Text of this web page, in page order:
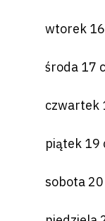
wtorek
środa 17
czwartek
piątek 19
sobota